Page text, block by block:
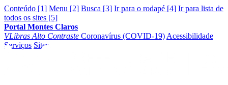
Conteúdo [1] Menu [2] Busca [3] Ir para o rodapé [4] Ir para lista de
todos os sites [5]
Portal Montes Claros
VLibras Alto Contraste Coronavírus (COVID-19) Acessibilidade
Serviços Sites